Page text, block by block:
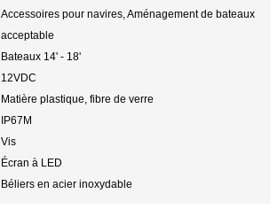
Accessoires pour navires, Aménagement de bateaux
acceptable
Bateaux 14' - 18'
12VDC
Matière plastique, fibre de verre
IP67M
Vis
Écran à LED
Béliers en acier inoxydable